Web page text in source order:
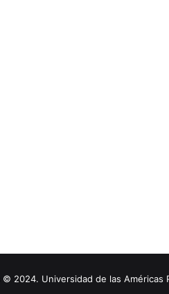
2024. Universidad de las Américas